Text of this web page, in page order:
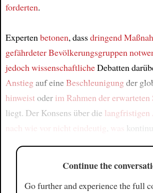
forderten.
Experten betonen, dassdringend
gefährdeter Bevölkerungsgruppen
jedoch wissenschaftlicheDebatten
Anstiegauf eineBeschleunigungder
hinweistoder im Rahmen der
liegt. Der Konsens über die langfristigen
nach wie vor
nicht eindeutig was
Continue the
Go further and experience the full